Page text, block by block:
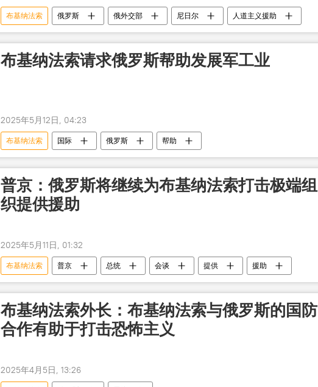
布基纳法索 俄罗斯 俄外交部 尼日尔 人道主义援助
布基纳法索请求俄罗斯帮助发展军工业
2025年5月12日, 04:23
布基纳法索 国际 俄罗斯 帮助
普京：俄罗斯将继续为布基纳法索打击极端组
织提供援助
2025年5月11日, 01:32
布基纳法索 普京 总统 会谈 提供 援助
布基纳法索外长：布基纳法索与俄罗斯的国防
合作有助于打击恐怖主义
2025年4月5日, 13:26